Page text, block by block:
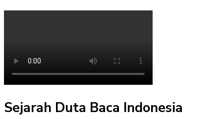
Sejarah Duta Baca Indonesia